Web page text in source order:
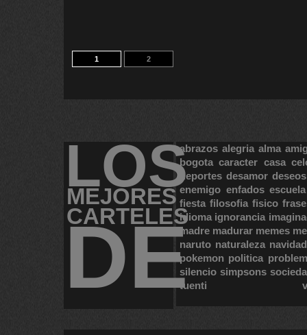
1 2
LOS
MEJORES
CARTELES
DE
abrazos alegria alma
bogota caracter casa
deportes desamor deseos
enemigo enfados escuela
fiesta filosofia fisico
idioma ignorancia
madre madurar memes
naruto naturaleza navidad
pokemon politica
silencio simpsons
tuenti